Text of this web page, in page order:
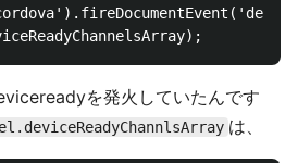
を発火していたんです
は、